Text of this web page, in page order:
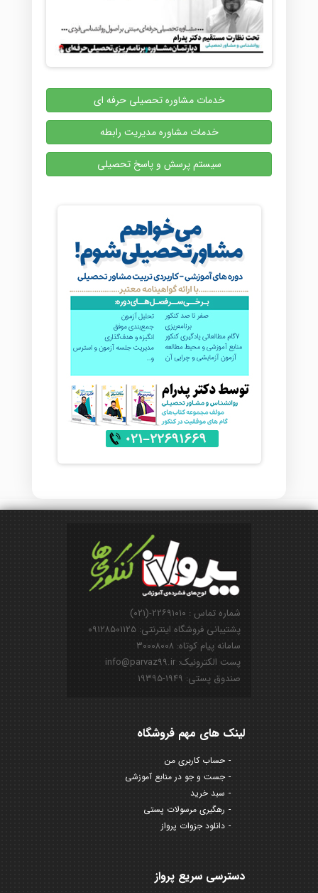
خدمات مشاوره تحصیلی حرفه ای
خدمات مشاوره مدیریت رابطه
سیستم پرسش و پاسخ تحصیلی
شماره تماس : ۲۲۶۹۱۰۱۰-(۰۲۱)
پشتیبانی فروشگاه اینترنتی: ۰۹۱۲۸۵۰۱۱۲۵
سامانه پیام کوتاه: ۳۰۰۰۸۰۰۸
پست الکترونیک: info@parvaz99.ir
صندوق پستی: ۱۹۴۹-۱۹۳۹۵
لینک های مهم فروشگاه
حساب کاربری من
جست و جو در منابع آموزشی
سبد خرید
رهگیری مرسولات پستی
دانلود جزوات پرواز
دسترسی سریع پرواز